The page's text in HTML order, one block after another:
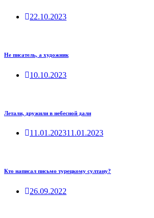
22.10.2023
Не писатель, а художник
10.10.2023
Летали, дружили в небесной дали
11.01.202311.01.2023
Кто написал письмо турецкому султану?
26.09.2022